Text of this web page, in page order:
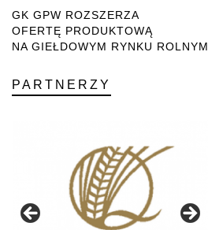
GK GPW ROZSZERZA
OFERTĘ PRODUKTOWĄ
NA GIEŁDOWYM RYNKU ROLNYM
PARTNERZY